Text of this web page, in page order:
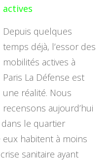
actives
Depuis quelques
temps déjà, l’essor des
mobilités actives à
Paris La Défense est
une réalité. Nous
recensons aujourd’hui
le quartier
eux habitent à moins
sanitaire ayant